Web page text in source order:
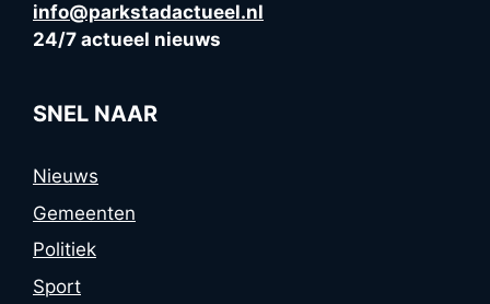
info@parkstadactueel.nl
24/7 actueel nieuws
SNEL NAAR
Nieuws
Gemeenten
Politiek
Sport